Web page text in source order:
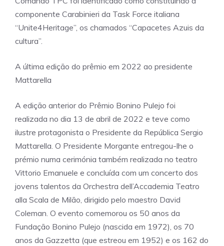
componente Carabinieri da Task Force italiana
“Unite4Heritage”, os chamados “Capacetes Azuis da
cultura”.
A última edição do prêmio em 2022 ao presidente
Mattarella
A edição anterior do Prêmio Bonino Pulejo foi
realizada no dia 13 de abril de 2022 e teve como
ilustre protagonista o Presidente da República Sergio
Mattarella. O Presidente Morgante entregou-lhe o
prémio numa cerimónia também realizada no teatro
Vittorio Emanuele e concluída com um concerto dos
jovens talentos da Orchestra dell’Accademia Teatro
alla Scala de Milão, dirigido pelo maestro David
Coleman. O evento comemorou os 50 anos da
Fundação Bonino Pulejo (nascida em 1972), os 70
anos da Gazzetta (que estreou em 1952) e os 162 do